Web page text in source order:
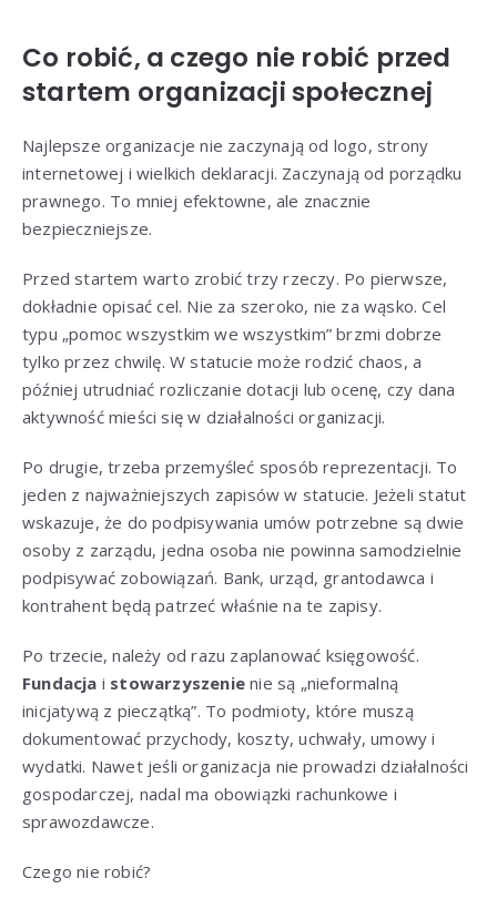
Co robić, a czego nie robić przed
startem organizacji społecznej
Najlepsze organizacje nie zaczynają od logo, strony
internetowej i wielkich deklaracji. Zaczynają od porządku
prawnego. To mniej efektowne, ale znacznie
bezpieczniejsze.
Przed startem warto zrobić trzy rzeczy. Po pierwsze,
dokładnie opisać cel. Nie za szeroko, nie za wąsko. Cel
typu „pomoc wszystkim we wszystkim” brzmi dobrze
tylko przez chwilę. W statucie może rodzić chaos, a
później utrudniać rozliczanie dotacji lub ocenę, czy dana
aktywność mieści się w działalności organizacji.
Po drugie, trzeba przemyśleć sposób reprezentacji. To
jeden z najważniejszych zapisów w statucie. Jeżeli statut
wskazuje, że do podpisywania umów potrzebne są dwie
osoby z zarządu, jedna osoba nie powinna samodzielnie
podpisywać zobowiązań. Bank, urząd, grantodawca i
kontrahent będą patrzeć właśnie na te zapisy.
Po trzecie, należy od razu zaplanować księgowość.
Fundacja i stowarzyszenie nie są „nieformalną
inicjatywą z pieczątką”. To podmioty, które muszą
dokumentować przychody, koszty, uchwały, umowy i
wydatki. Nawet jeśli organizacja nie prowadzi działalności
gospodarczej, nadal ma obowiązki rachunkowe i
sprawozdawcze.
Czego nie robić?